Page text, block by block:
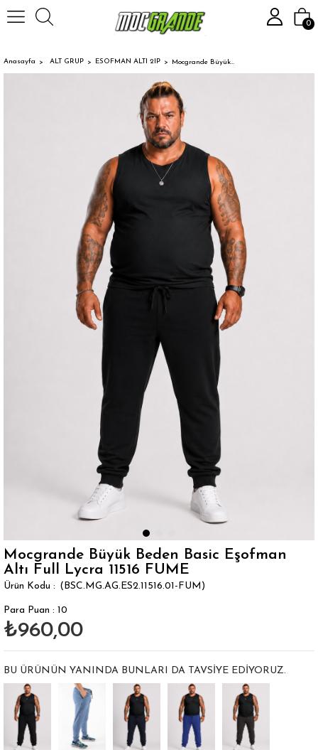
0
Anasayfa ALT GRUP ESOFMAN ALTI 2IP Mocgrande Büyük Beden Basic Eşofman Altı Full Lycra 11516 FUME
Mocgrande Büyük Beden Basic Eşofman
Altı Full Lycra 11516 FUME
(BSC.MG.AG.ES2.11516.01-FUM)
Para Puan : 10
₺960,00
BU ÜRÜNÜN YANINDA BUNLARI DA TAVSIYE EDIYORUZ.